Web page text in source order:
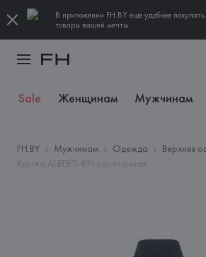
В приложении FH.BY еще удобнее покупать
товары вашей мечты
Sale Женщинам Мужчинам
FH.BY Мужчинам Одежда Верхняя
Куртка ALBERTI-KN однотонная